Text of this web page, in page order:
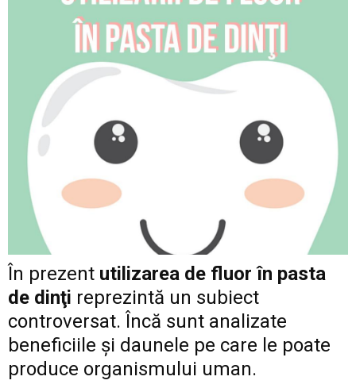
În prezent utilizarea de fluor în pasta
de dinţi reprezintă un subiect
controversat. Încă sunt analizate
beneficiile și daunele pe care le poate
produce organismului uman.